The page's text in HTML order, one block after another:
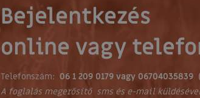
Bejelentkezés
online vagy
Telefonszám: 06 1 209 0179 vagy
A foglalás megerősítő sms és e-mail